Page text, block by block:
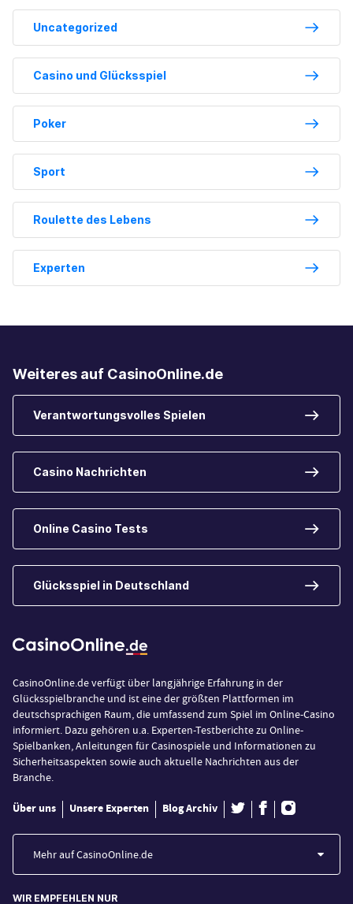
Uncategorized
Casino und Glücksspiel
Poker
Sport
Roulette des Lebens
Experten
Weiteres auf CasinoOnline.de
Verantwortungsvolles Spielen
Casino Nachrichten
Online Casino Tests
Glücksspiel in Deutschland
CasinoOnline.de verfügt über langjährige Erfahrung in der
Glücksspielbranche und ist eine der größten Plattformen im
deutschsprachigen Raum, die umfassend zum Spiel im Online-Casino
informiert. Dazu gehören u.a. Experten-Testberichte zu Online-
Spielbanken, Anleitungen für Casinospiele und Informationen zu
Sicherheitsaspekten sowie auch aktuelle Nachrichten aus der
Branche.
Über uns Unsere Experten Blog Archiv
Mehr auf CasinoOnline.de
WIR EMPFEHLEN NUR